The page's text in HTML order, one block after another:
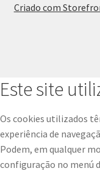
Ana Manuel
Encontros da
Fashion on
Criado com
Este site
Os cookies utilizados
experiência de
Podem, em qualquer
configuração no menú